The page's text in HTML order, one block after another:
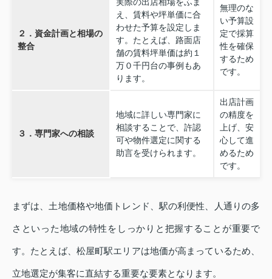
２．資金計画と相場の
整合
え、賃料や坪単価に合
わせた予算を設定しま
す。たとえば、路面店
舗の賃料坪単価は約１
万０千円台の事例もあ
ります。
無理のな
い予算設
定で採算
性を確保
するため
です。
３．専門家への相談
地域に詳しい専門家に
相談することで、許認
可や物件選定に関する
助言を受けられます。
出店計画
の精度を
上げ、安
心して進
めるため
です。
まずは、土地価格や地価トレンド、駅の利便性、人通りの多
さといった地域の特性をしっかりと把握することが重要で
す。たとえば、松屋町駅エリアは地価が高まっているため、
立地選定が集客に直結する重要な要素となります。